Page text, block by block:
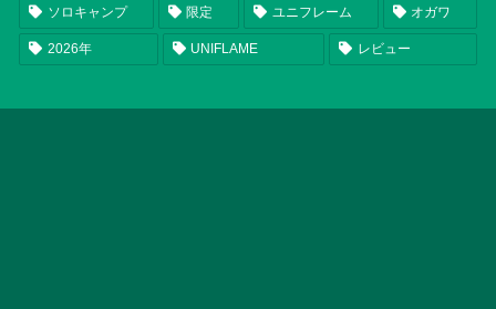
ソロキャンプ 限定 ユニフレーム オガワ
2026年 UNIFLAME レビュー